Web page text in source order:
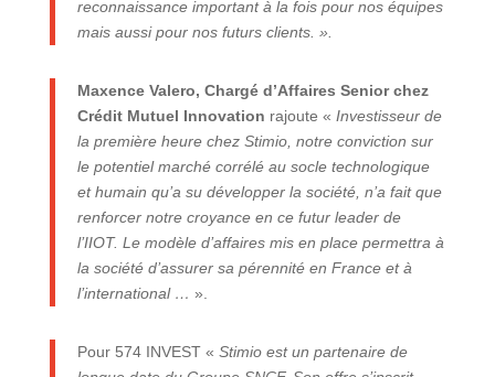
reconnaissance important à la fois pour nos équipes
mais aussi pour nos futurs clients. ».
Maxence Valero, Chargé d’Affaires Senior chez
Crédit Mutuel Innovation rajoute « Investisseur de
la première heure chez Stimio, notre conviction sur
le potentiel marché corrélé au socle technologique
et humain qu’a su développer la société, n’a fait que
renforcer notre croyance en ce futur leader de
l’IIOT. Le modèle d’affaires mis en place permettra à
la société d’assurer sa pérennité en France et à
l’international … ».
Pour 574 INVEST « Stimio est un partenaire de